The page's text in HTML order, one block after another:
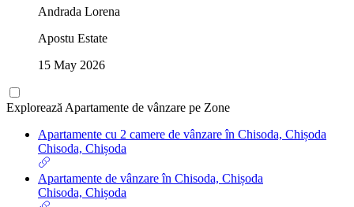
Andrada Lorena
Apostu Estate
15 May 2026
Explorează Apartamente de vânzare pe Zone
Apartamente cu 2 camere de vânzare în Chisoda, Chișoda
Chisoda, Chișoda
Apartamente de vânzare în Chisoda, Chișoda
Chisoda, Chișoda